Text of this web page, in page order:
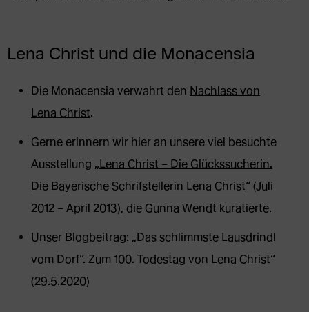
Lena Christ und die Monacensia
Die Monacensia verwahrt den Nachlass von
Lena Christ.
Gerne erinnern wir hier an unsere viel besuchte
Ausstellung „Lena Christ – Die Glückssucherin.
Die Bayerische Schrifstellerin Lena Christ“ (Juli
2012 – April 2013), die Gunna Wendt kuratierte.
Unser Blogbeitrag: „Das schlimmste Lausdrindl
vom Dorf“. Zum 100. Todestag von Lena Christ“
(29.5.2020)